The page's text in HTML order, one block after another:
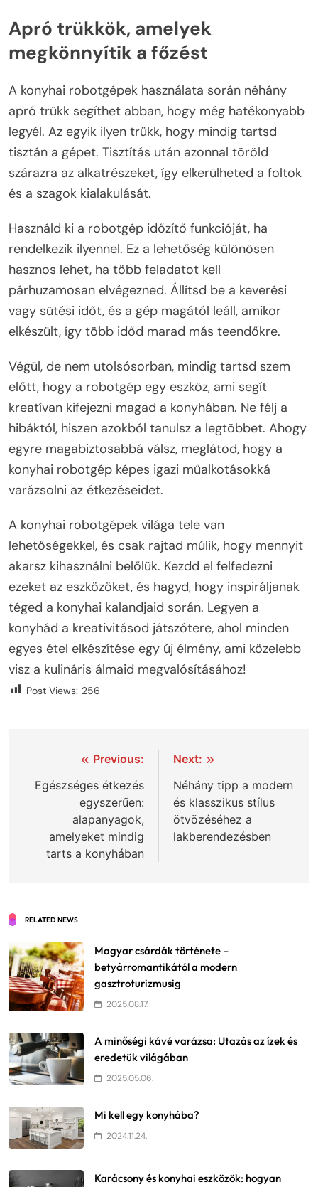
Apró trükkök, amelyek
megkönnyítik a főzést
A konyhai robotgépek használata során néhány
apró trükk segíthet abban, hogy még hatékonyabb
legyél. Az egyik ilyen trükk, hogy mindig tartsd
tisztán a gépet. Tisztítás után azonnal töröld
szárazra az alkatrészeket, így elkerülheted a foltok
és a szagok kialakulását.
Használd ki a robotgép időzítő funkcióját, ha
rendelkezik ilyennel. Ez a lehetőség különösen
hasznos lehet, ha több feladatot kell
párhuzamosan elvégezned. Állítsd be a keverési
vagy sütési időt, és a gép magától leáll, amikor
elkészült, így több időd marad más teendőkre.
Végül, de nem utolsósorban, mindig tartsd szem
előtt, hogy a robotgép egy eszköz, ami segít
kreatívan kifejezni magad a konyhában. Ne félj a
hibáktól, hiszen azokból tanulsz a legtöbbet. Ahogy
egyre magabiztosabbá válsz, meglátod, hogy a
konyhai robotgép képes igazi műalkotásokká
varázsolni az étkezéseidet.
A konyhai robotgépek világa tele van
lehetőségekkel, és csak rajtad múlik, hogy mennyit
akarsz kihasználni belőlük. Kezdd el felfedezni
ezeket az eszközöket, és hagyd, hogy inspiráljanak
téged a konyhai kalandjaid során. Legyen a
konyhád a kreativitásod játszótere, ahol minden
egyes étel elkészítése egy új élmény, ami közelebb
visz a kulináris álmaid megvalósításához!
Post Views: 256
Bejegyzés
navigáció
Previous:
Egészséges étkezés
egyszerűen:
alapanyagok,
amelyeket mindig
tarts a konyhában
Next:
Néhány tipp a modern
és klasszikus stílus
ötvözéséhez a
lakberendezésben
RELATED NEWS
Magyar csárdák története –
betyárromantikától a modern
gasztroturizmusig
2025.08.17.
A minőségi kávé varázsa: Utazás az ízek és
eredetük világában
2025.05.06.
Mi kell egy konyhába?
2024.11.24.
Karácsony és konyhai eszközök: hogyan